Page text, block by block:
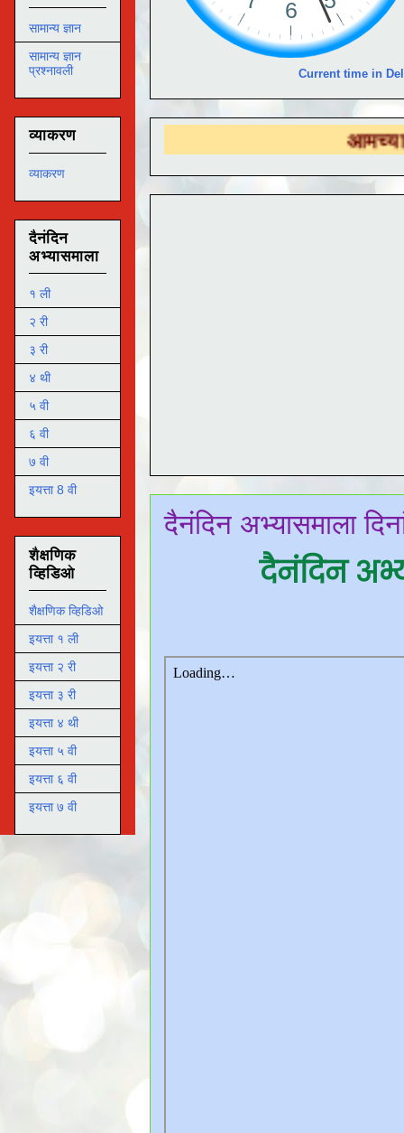
Current time in
DS
दैनंदिन अभ्यासमाला
दैनंदिन
सामान्य ज्ञान
सामान्य ज्ञान
प्रश्नावली
व्याकरण
व्याकरण
दैनंदिन
अभ्यासमाला
१ ली
२ री
३ री
४ थी
५ वी
६ वी
७ वी
इयत्ता 8 वी
शैक्षणिक
व्हिडिओ
शैक्षणिक व्हिडिओ
इयत्ता १ ली
इयत्ता २ री
इयत्ता ३ री
इयत्ता ४ थी
इयत्ता ५ वी
इयत्ता ६ वी
इयत्ता ७ वी